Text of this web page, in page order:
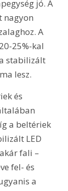
jó. A
nagyon
A
25%-kal
stabilizált
lesz.
és
a beltériek
LED
fali –
fel- és
a